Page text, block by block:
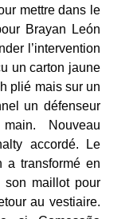
mettre dans le
Brayan León
l’intervention
un carton jaune
plié mais sur un
un défenseur
Nouveau
accordé. Le
a transformé en
maillot pour
au vestiaire.